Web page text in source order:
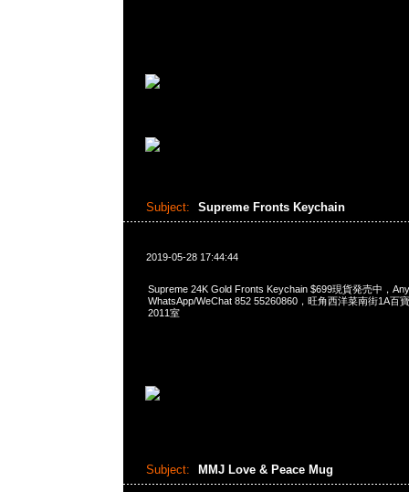
Subject: Supreme Fronts Keychain
2019-05-28 17:44:44
Supreme 24K Gold Fronts Keychain $699現貨発売中，
WhatsApp/WeChat 852 55260860，旺角西洋菜南街1A百
2011室
Subject: MMJ Love & Peace Mug